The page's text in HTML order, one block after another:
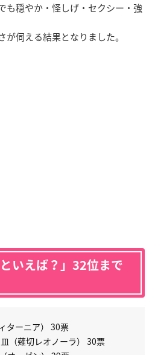
も穏やか・怪しげ・セクシー・強
伺える結果となりました。
いえば？」32位まで
ターニア） 30票
（薙切レオノーラ） 30票